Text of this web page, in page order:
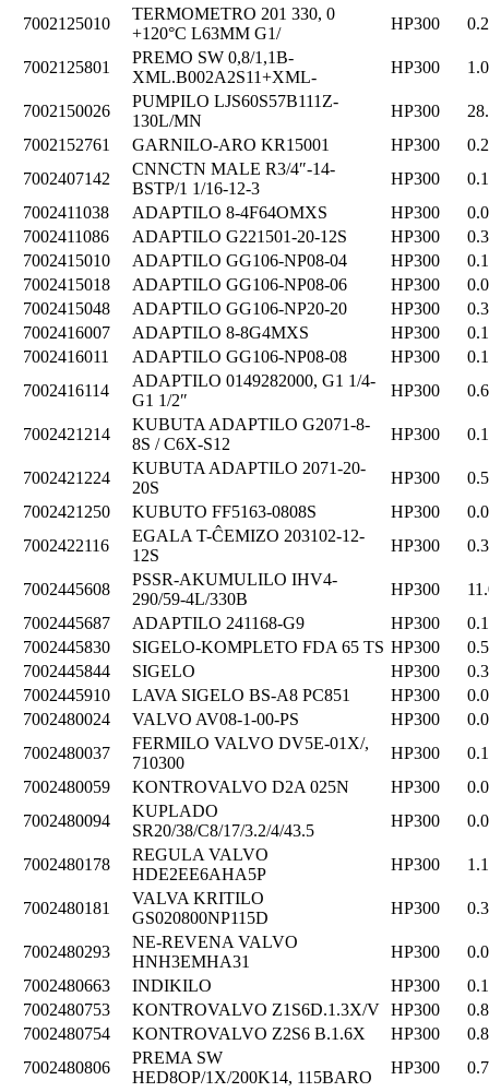
7002125010
TERMOMETRO 201 330, 0
+120°C L63MM G1/
HP300
7002125801
PREMO SW 0,8/1,1B-
XML.B002A2S11+XML-
HP300
7002150026
PUMPILO LJS60S57B111Z-
130L/MN
HP300
7002152761
GARNILO-ARO KR15001 HP300
7002407142
CNNCTN MALE R3/4″-14-
BSTP/1 1/16-12-3
HP300
7002411038
ADAPTILO 8-4F64OMXS HP300
7002411086
ADAPTILO G221501-20-12S HP300
7002415010
ADAPTILO GG106-NP08-04 HP300
7002415018
ADAPTILO GG106-NP08-06 HP300
7002415048
ADAPTILO GG106-NP20-20 HP300
7002416007
ADAPTILO 8-8G4MXS HP300
7002416011
ADAPTILO GG106-NP08-08 HP300
7002416114
ADAPTILO 0149282000, G1 1/4-
G1 1/2″
HP300
7002421214
KUBUTA ADAPTILO G2071-8-
8S / C6X-S12
HP300
7002421224
KUBUTA ADAPTILO 2071-20-
20S
HP300
7002421250
KUBUTO FF5163-0808S HP300
7002422116
EGALA T-ĈEMIZO 203102-12-
12S
HP300
7002445608
PSSR-AKUMULILO IHV4-
290/59-4L/330B
HP300
7002445687
ADAPTILO 241168-G9 HP300
7002445830
SIGELO-KOMPLETO FDA 65 TS HP300
7002445844
SIGELO HP300
7002445910
LAVA SIGELO BS-A8 PC851 HP300
7002480024
VALVO AV08-1-00-PS HP300
7002480037
FERMILO VALVO DV5E-01X/,
710300
HP300
7002480059
KONTROVALVO D2A 025N HP300
7002480094
KUPLADO
SR20/38/C8/17/3.2/4/43.5
HP300
7002480178
REGULA VALVO
HDE2EE6AHA5P
HP300
7002480181
VALVA KRITILO
GS020800NP115D
HP300
7002480293
NE-REVENA VALVO
HNH3EMHA31
HP300
7002480663
INDIKILO HP300
7002480753
KONTROVALVO Z1S6D.1.3X/V HP300
7002480754
KONTROVALVO Z2S6 B.1.6X HP300
7002480806
PREMA SW
HED8OP/1X/200K14, 115BARO
HP300